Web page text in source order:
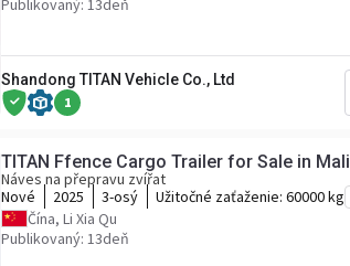
Publikovaný: 13deň
Shandong TITAN Vehicle Co., Ltd
1
TITAN Ffence Cargo Trailer for Sale in Mali
Náves na přepravu zvířat
Nové
2025 3-osý Užitočné zaťaženie: 60000 kg
Čína, Li Xia Qu
Publikovaný: 13deň